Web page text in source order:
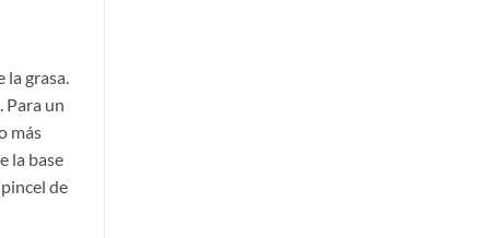
la grasa.
Para un
más
la base
de